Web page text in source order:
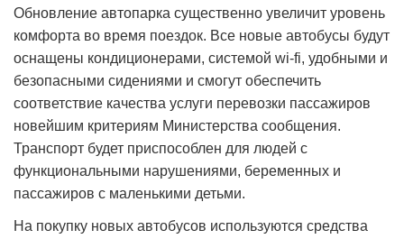
Обновление автопарка существенно увеличит уровень
комфорта во время поездок. Все новые автобусы будут
оснащены кондиционерами, системой wi-fi, удобными и
безопасными сидениями и смогут обеспечить
соответствие качества услуги перевозки пассажиров
новейшим критериям Министерства сообщения.
Транспорт будет приспособлен для людей с
функциональными нарушениями, беременных и
пассажиров с маленькими детьми.
На покупку новых автобусов используются средства